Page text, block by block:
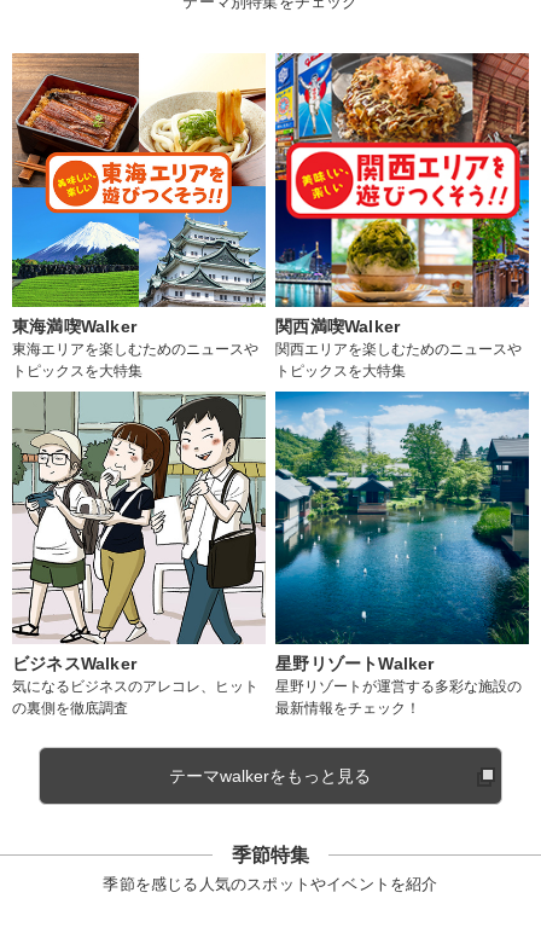
東海満喫Walker
東海エリアを楽しむためのニュースや
トピックスを大特集
関西満喫Walker
関西エリアを楽しむためのニュースや
トピックスを大特集
ビジネスWalker
気になるビジネスのアレコレ、ヒット
の裏側を徹底調査
星野リゾートWalker
星野リゾートが運営する多彩な施設の
最新情報をチェック！
テーマwalkerをもっと見る
季節特集
季節を感じる人気のスポットやイベントを紹介